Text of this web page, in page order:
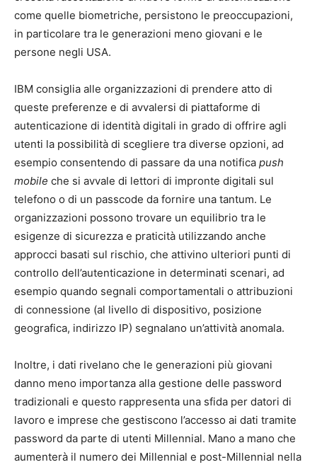
come quelle biometriche, persistono le preoccupazioni,
in particolare tra le generazioni meno giovani e le
persone negli USA.
IBM consiglia alle organizzazioni di prendere atto di
queste preferenze e di avvalersi di piattaforme di
autenticazione di identità digitali in grado di offrire agli
utenti la possibilità di scegliere tra diverse opzioni, ad
esempio consentendo di passare da una notifica push
mobile che si avvale di lettori di impronte digitali sul
telefono o di un passcode da fornire una tantum. Le
organizzazioni possono trovare un equilibrio tra le
esigenze di sicurezza e praticità utilizzando anche
approcci basati sul rischio, che attivino ulteriori punti di
controllo dell’autenticazione in determinati scenari, ad
esempio quando segnali comportamentali o attribuzioni
di connessione (al livello di dispositivo, posizione
geografica, indirizzo IP) segnalano un’attività anomala.
Inoltre, i dati rivelano che le generazioni più giovani
danno meno importanza alla gestione delle password
tradizionali e questo rappresenta una sfida per datori di
lavoro e imprese che gestiscono l’accesso ai dati tramite
password da parte di utenti Millennial. Mano a mano che
aumenterà il numero dei Millennial e post-Millennial nella